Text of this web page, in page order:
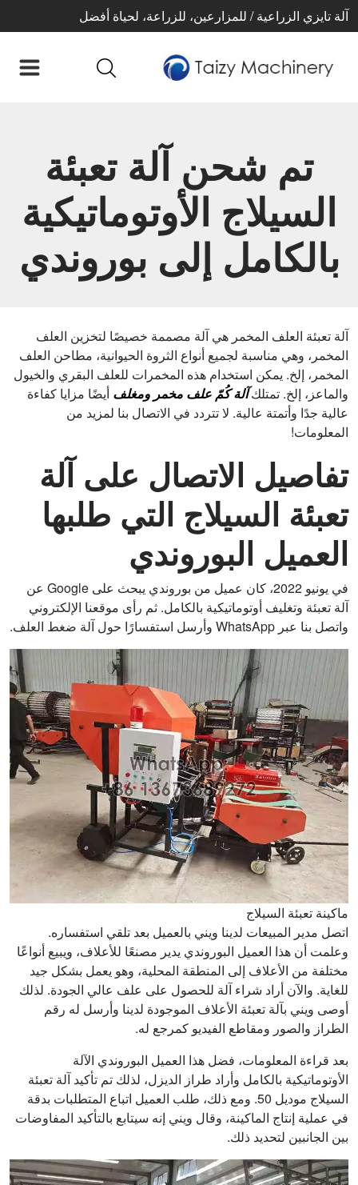
آلة تايزي الزراعية / للمزارعين، للزراعة، لحياة أفضل
تم شحن آلة تعبئة
السيلاج الأوتوماتيكية
بالكامل إلى بوروندي
آلة تعبئة العلف المخمر هي آلة مصممة خصيصًا لتخزين العلف
المخمر، وهي مناسبة لجميع أنواع الثروة الحيوانية، مطاحن العلف
المخمر، إلخ. يمكن استخدام هذه المخمرات للعلف البقري والخيول
والماعز، إلخ. تمتلكآلة كُمّ علف مخمر ومغلف أيضًا مزايا كفاءة
عالية جدًا وأتمتة عالية. لا تتردد في الاتصال بنا لمزيد من
المعلومات!
تفاصيل الاتصال على آلة
تعبئة السيلاج التي طلبها
العميل البوروندي
في يونيو 2022، كان عميل من بوروندي يبحث على Google عن
آلة تعبئة وتغليف أوتوماتيكية بالكامل. ثم رأى موقعنا الإلكتروني
واتصل بنا عبر WhatsApp وأرسل استفسارًا حول آلة ضغط العلف.
ماكينة تعبئة السيلاج
اتصل مدير المبيعات لدينا ويني بالعميل بعد تلقي استفساره.
وعلمت أن هذا العميل البوروندي يدير مصنعًا للأعلاف، ويبيع أنواعًا
مختلفة من الأعلاف إلى المنطقة المحلية، وهو يعمل بشكل جيد
للغاية. والآن أراد شراء آلة للحصول على علف عالي الجودة. لذلك
أوصى ويني بآلة تعبئة الأعلاف الموجودة لدينا وأرسل له رقم
الطراز والصور ومقاطع الفيديو كمرجع له.
بعد قراءة المعلومات، فضل هذا العميل البوروندي الآلة
الأوتوماتيكية بالكامل وأراد طراز الديزل، لذلك تم تأكيد آلة تعبئة
السيلاج موديل 50. ومع ذلك، طلب العميل اتباع المتطلبات بدقة
في عملية إنتاج الماكينة، وقال ويني إنه سيتابع بالتأكيد المفاوضات
بين الجانبين لتحديد ذلك.